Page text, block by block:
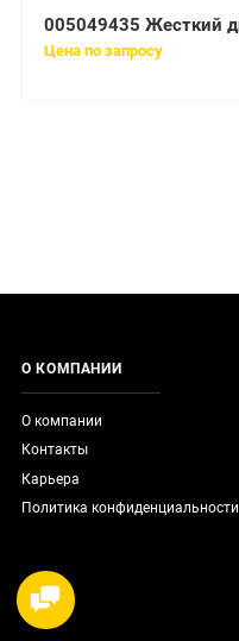
Цена по запросу
О КОМПАНИИ
О компании
Контакты
Карьера
Политика конфиденциальности